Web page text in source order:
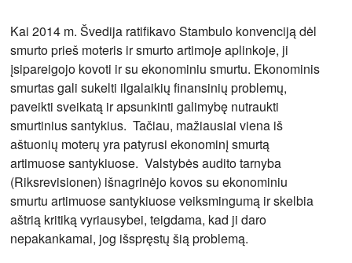
Kai 2014 m. Švedija ratifikavo Stambulo konvenciją dėl
smurto prieš moteris ir smurto artimoje aplinkoje, ji
įsipareigojo kovoti ir su ekonominiu smurtu. Ekonominis
smurtas gali sukelti ilgalaikių finansinių problemų,
paveikti sveikatą ir apsunkinti galimybę nutraukti
smurtinius santykius. Tačiau, mažiausiai viena iš
aštuonių moterų yra patyrusi ekonominį smurtą
artimuose santykiuose. Valstybės audito tarnyba
(Riksrevisionen) išnagrinėjo kovos su ekonominiu
smurtu artimuose santykiuose veiksmingumą ir skelbia
aštrią kritiką vyriausybei, teigdama, kad ji daro
nepakankamai, jog išspręstų šią problemą.